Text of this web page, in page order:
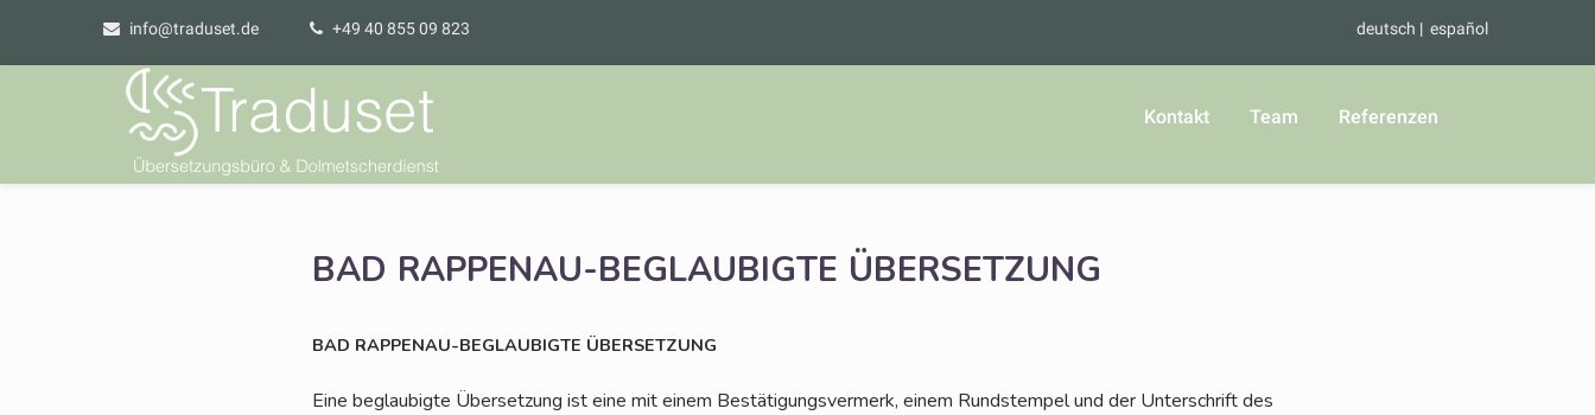
info@traduset.de +49 40 855 09 823 deutsch español
Kontakt Team Referenzen
BAD RAPPENAU-BEGLAUBIGTE ÜBERSETZUNG
BAD RAPPENAU-BEGLAUBIGTE ÜBERSETZUNG
Eine beglau­big­te Über­set­zung ist eine mit einem Bestä­ti­gungs­ver­merk, einem Rund­s­tem­pel und der Unter­schrift des